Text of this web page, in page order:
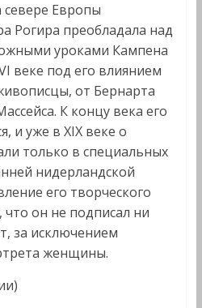
севере Европы
Рогира преобладала над
уроками Кампена
веке под его влиянием
от Бернарта
К концу века его
и уже в XIX веке о
только в специальных
нидерландской
его творческого
он не подписал ни
за исключением
женщины.